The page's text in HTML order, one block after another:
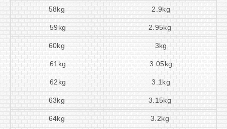
58kg 2.9kg
59kg 2.95kg
60kg 3kg
61kg 3.05kg
62kg 3.1kg
63kg 3.15kg
64kg 3.2kg